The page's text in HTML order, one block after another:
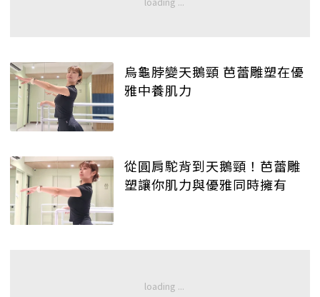
烏龜脖變天鵝頸 芭蕾雕塑在優
雅中養肌力
從圓肩駝背到天鵝頸！芭蕾雕
塑讓你肌力與優雅同時擁有